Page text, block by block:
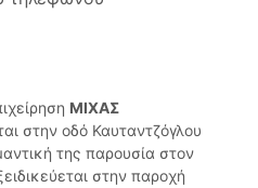
ΜΙΧΑΣ
στην οδό Καυταντζόγλου
της παρουσία στον
στην παροχή